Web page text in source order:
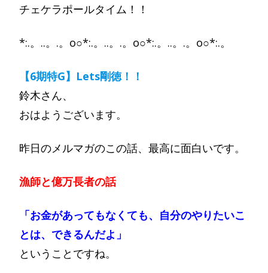
チェケラポールタイム！！
*:.。..。.。o○*:.。..。.。o○*:.。..。.。o○*:.。
【6期特G】Lets剛徳！！
鈴木さん、
おはようございます。
昨日のメルマガのこの話、最高に面白いです。
漁師と億万長者の話
「お金があってもなくても、自分のやりたいこ
とは、できるんだよ」
ということですね。